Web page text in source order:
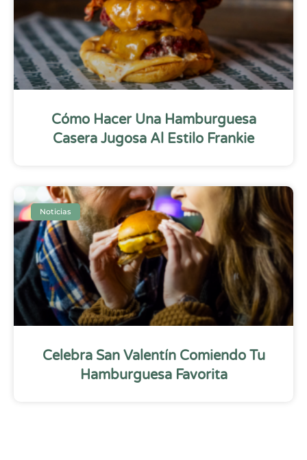
Cómo Hacer Una Hamburguesa
Casera Jugosa Al Estilo Frankie
Noticias
Celebra San Valentín Comiendo Tu
Hamburguesa Favorita